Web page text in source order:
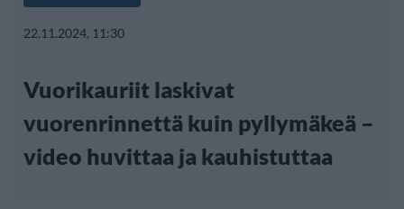
22.11.2024, 11:30
Vuorikauriit laskivat
vuorenrinnettä kuin pyllymäkeä –
video huvittaa ja kauhistuttaa